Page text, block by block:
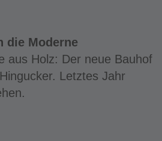
die Moderne
aus Holz: Der neue Bauhof
Letztes Jahr